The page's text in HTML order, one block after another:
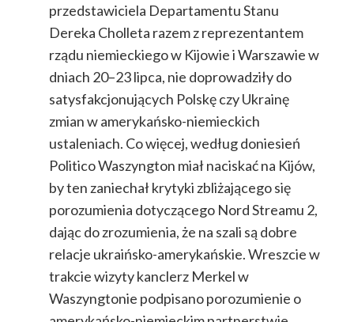
przedstawiciela Departamentu Stanu
Dereka Cholleta razem z reprezentantem
rządu niemieckiego w Kijowie i Warszawie w
dniach 20–23 lipca, nie doprowadziły do
satysfakcjonujących Polskę czy Ukrainę
zmian w amerykańsko-niemieckich
ustaleniach. Co więcej, według doniesień
Politico Waszyngton miał naciskać na Kijów,
by ten zaniechał krytyki zbliżającego się
porozumienia dotyczącego Nord Streamu 2,
dając do zrozumienia, że na szali są dobre
relacje ukraińsko-amerykańskie. Wreszcie w
trakcie wizyty kanclerz Merkel w
Waszyngtonie podpisano porozumienie o